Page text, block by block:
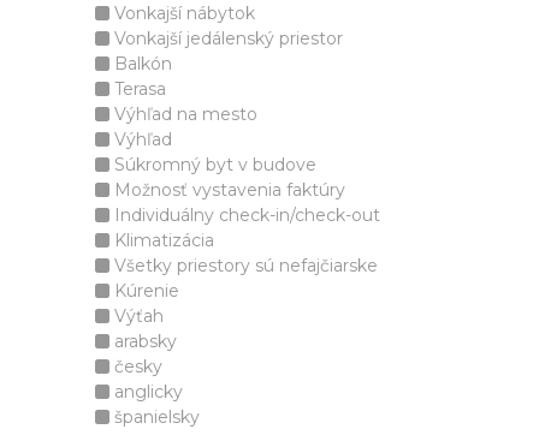
Vonkajší nábytok
Vonkajší jedálenský priestor
Balkón
Terasa
Výhľad na mesto
Výhľad
Súkromný byt v budove
Možnosť vystavenia faktúry
Individuálny check-in/check-out
Klimatizácia
Všetky priestory sú nefajčiarske
Kúrenie
Výťah
arabsky
česky
anglicky
španielsky